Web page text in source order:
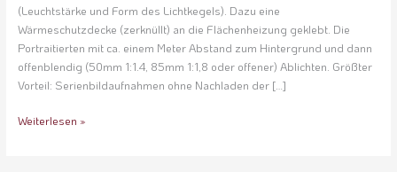
(Leuchtstärke und Form des Lichtkegels). Dazu eine
Wärmeschutzdecke (zerknüllt) an die Flächenheizung geklebt. Die
Portraitierten mit ca. einem Meter Abstand zum Hintergrund und dann
offenblendig (50mm 1:1.4, 85mm 1:1,8 oder offener) Ablichten. Größter
Vorteil: Serienbildaufnahmen ohne Nachladen der […]
Weiterlesen »